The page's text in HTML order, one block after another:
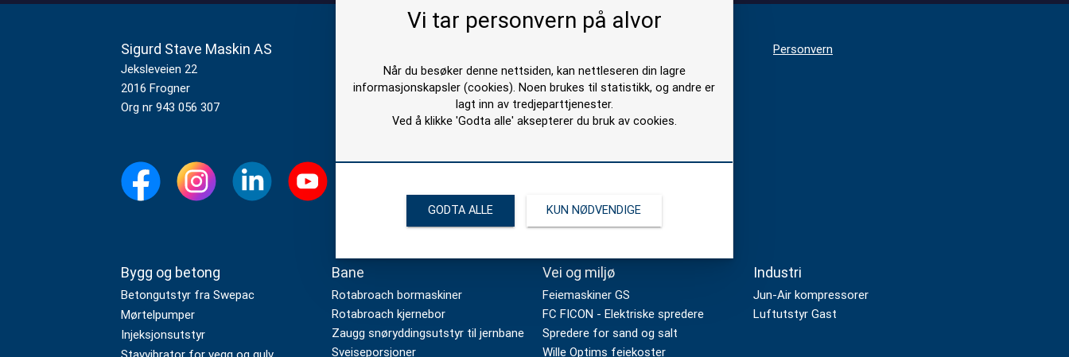
Sigurd Stave Maskin AS
Jeksleveien 22
2016 Frogner
Org nr 943 056 307
23 26 78 00
mail@stavemaskin.com
08:00 - 15:30 (Hverdager)
Personvern
Bygg og betong
Betongutstyr fra Swepac
Mørtelpumper
Injeksjonsutstyr
Bane
Rotabroach bormaskiner
Rotabroach kjernebor
Zaugg snøryddingsutstyr til jernbane
Sveiseporsjoner
Vei og miljø
Feiemaskiner GS
FC FICON - Elektriske spredere
Spredere for sand og salt
Wille Optims feiekoster
Industri
Jun-Air kompressorer
Luftutstyr Gast
Vi tar personvern på alvor
Når du besøker denne nettsiden, kan nettleseren din lagre
informasjonskapsler (cookies). Noen brukes til statistikk, og andre er
lagt inn av tredjeparttjenester.
Ved å klikke 'Godta alle' aksepterer du bruk av cookies.
GODTA ALLE KUN NØDVENDIGE